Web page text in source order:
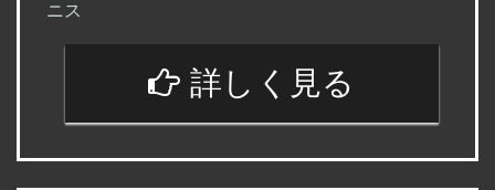
ニス
詳しく見る